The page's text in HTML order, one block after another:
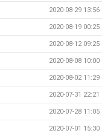
2020-08-29 13:56
2020-08-19 00:25
2020-08-12 09:25
2020-08-08 10:00
2020-08-02 11:29
2020-07-31 22:21
2020-07-28 11:05
2020-07-01 15:30